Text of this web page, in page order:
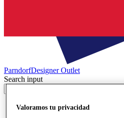
ParndorfDesigner Outlet
Search input
Valoramos tu privacidad